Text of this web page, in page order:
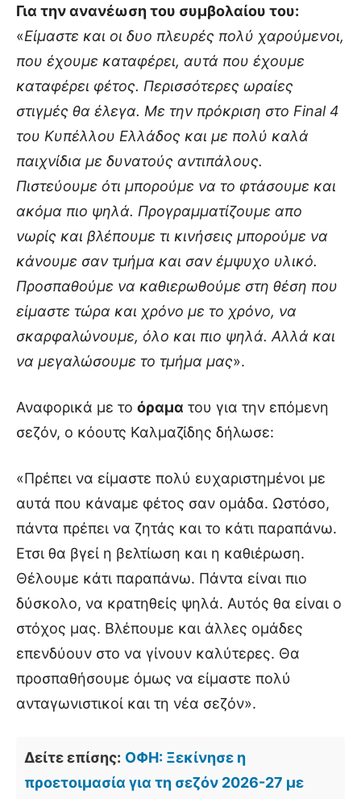
Για την ανανέωση του συμβολαίου του:
«Είμαστε και οι δυο πλευρές πολύ χαρούμενοι,
που έχουμε καταφέρει, αυτά που έχουμε
καταφέρει φέτος. Περισσότερες ωραίες
στιγμές θα έλεγα. Με την πρόκριση στο Final 4
του Κυπέλλου Ελλάδος και με πολύ καλά
παιχνίδια με δυνατούς αντιπάλους.
Πιστεύουμε ότι μπορούμε να το φτάσουμε και
ακόμα πιο ψηλά. Προγραμματίζουμε απο
νωρίς και βλέπουμε τι κινήσεις μπορούμε να
κάνουμε σαν τμήμα και σαν έμψυχο υλικό.
Προσπαθούμε να καθιερωθούμε στη θέση που
είμαστε τώρα και χρόνο με το χρόνο, να
σκαρφαλώνουμε, όλο και πιο ψηλά. Αλλά και
να μεγαλώσουμε το τμήμα μας».
Αναφορικά με το όραμα του για την επόμενη
σεζόν, ο κόουτς Καλμαζίδης δήλωσε:
«Πρέπει να είμαστε πολύ ευχαριστημένοι με
αυτά που κάναμε φέτος σαν ομάδα. Ωστόσο,
πάντα πρέπει να ζητάς και το κάτι παραπάνω.
Ετσι θα βγεί η βελτίωση και η καθιέρωση.
Θέλουμε κάτι παραπάνω. Πάντα είναι πιο
δύσκολο, να κρατηθείς ψηλά. Αυτός θα είναι ο
στόχος μας. Βλέπουμε και άλλες ομάδες
επενδύουν στο να γίνουν καλύτερες. Θα
προσπαθήσουμε όμως να είμαστε πολύ
ανταγωνιστικοί και τη νέα σεζόν».
Δείτε επίσης: ΟΦΗ: Ξεκίνησε η
προετοιμασία για τη σεζόν 2026-27 με